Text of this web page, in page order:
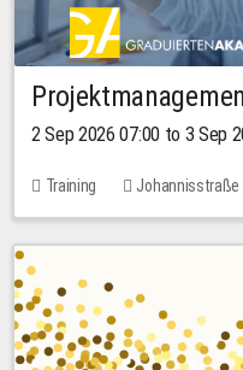
2 Sep 2026 07:00 to 3 Sep
Training
Johannisstraße
No free places
30.00